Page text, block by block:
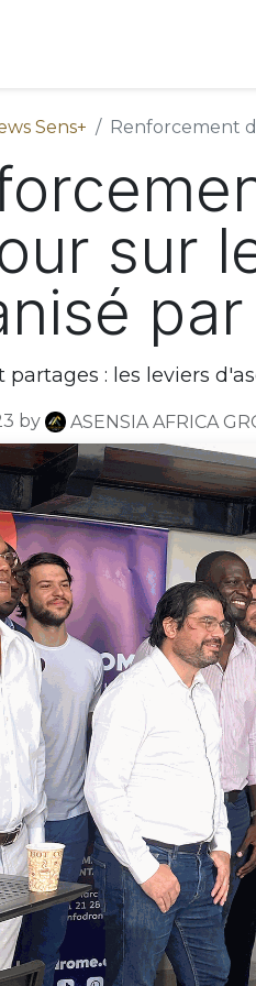
Sens+ Renforcement
sur
par
partages : les leviers
by ASENSIA AFRICA